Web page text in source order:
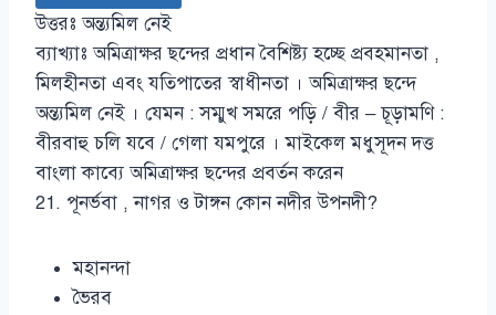
উত্তরঃ অন্ত্যমিল নেই
ব্যাখ্যাঃ অমিত্রাক্ষর ছন্দের প্রধান বৈশিষ্ট্য হচ্ছে প্রবহমানতা ,
মিলহীনতা এবং যতিপাতের স্বাধীনতা । অমিত্রাক্ষর ছন্দে
অন্ত্যমিল নেই । যেমন : সম্মুখ সমরে পড়ি / বীর – চূড়ামণি :
বীরবাহু চলি যবে / গেলা যমপুরে । মাইকেল মধুসূদন দত্ত
বাংলা কাব্যে অমিত্রাক্ষর ছন্দের প্রবর্তন করেন
21. পূনর্ভবা , নাগর ও টাঙ্গন কোন নদীর উপনদী?
মহানন্দা
ভৈরব